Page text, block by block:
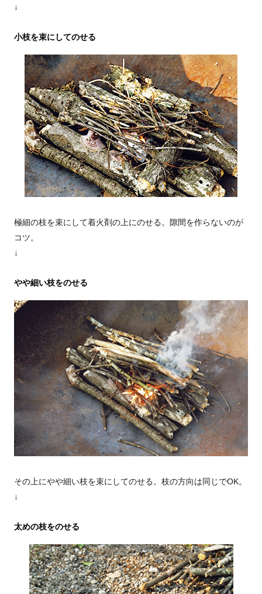
↓
小枝を束にしてのせる
極細の枝を束にして着火剤の上にのせる。隙間を作らないのが
コツ。
↓
やや細い枝をのせる
その上にやや細い枝を束にしてのせる。枝の方向は同じでOK。
↓
太めの枝をのせる